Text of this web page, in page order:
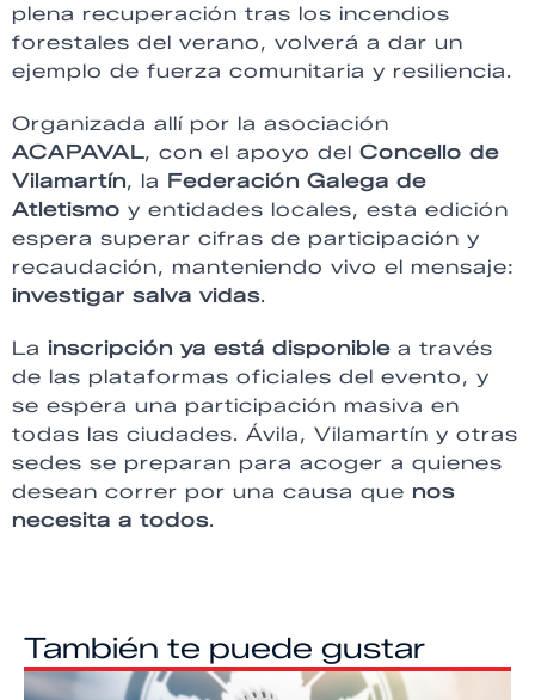
plena recuperación tras los incendios
forestales del verano, volverá a dar un
ejemplo de fuerza comunitaria y resiliencia.
Organizada allí por la asociación
ACAPAVAL, con el apoyo del Concello de
Vilamartín, la Federación Galega de
Atletismo y entidades locales, esta edición
espera superar cifras de participación y
recaudación, manteniendo vivo el mensaje:
investigar salva vidas.
La inscripción ya está disponible a través
de las plataformas oficiales del evento, y
se espera una participación masiva en
todas las ciudades. Ávila, Vilamartín y otras
sedes se preparan para acoger a quienes
desean correr por una causa que nos
necesita a todos.
También te puede gustar